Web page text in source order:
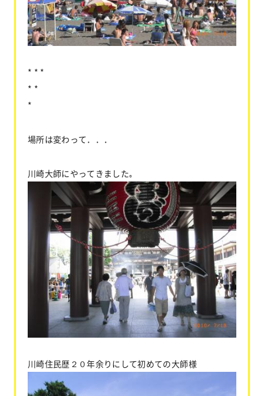
* * *
* *
*
場所は変わって．．．
川崎大師にやってきました｡
川崎住民歴２０年余りにして初めての大師様